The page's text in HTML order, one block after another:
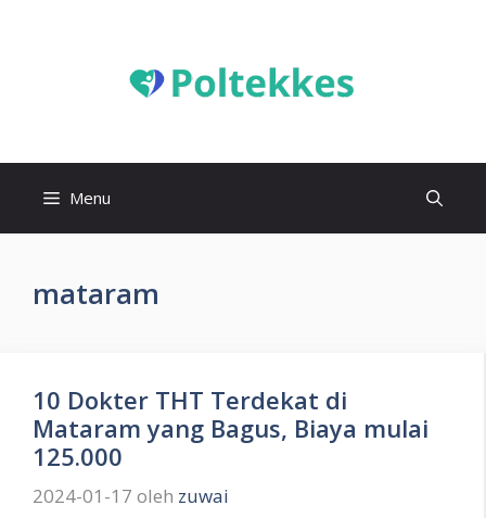
Menu
mataram
10 Dokter THT Terdekat di
Mataram yang Bagus, Biaya mulai
125.000
2024-01-17 oleh zuwai